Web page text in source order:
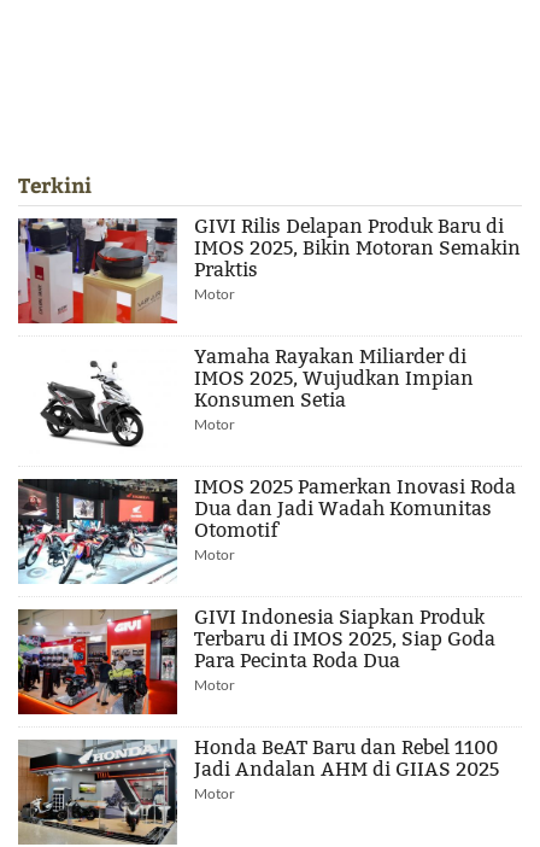
Terkini
GIVI Rilis Delapan Produk Baru di
IMOS 2025, Bikin Motoran Semakin
Praktis
Motor
Yamaha Rayakan Miliarder di
IMOS 2025, Wujudkan Impian
Konsumen Setia
Motor
IMOS 2025 Pamerkan Inovasi Roda
Dua dan Jadi Wadah Komunitas
Otomotif
Motor
GIVI Indonesia Siapkan Produk
Terbaru di IMOS 2025, Siap Goda
Para Pecinta Roda Dua
Motor
Honda BeAT Baru dan Rebel 1100
Jadi Andalan AHM di GIIAS 2025
Motor